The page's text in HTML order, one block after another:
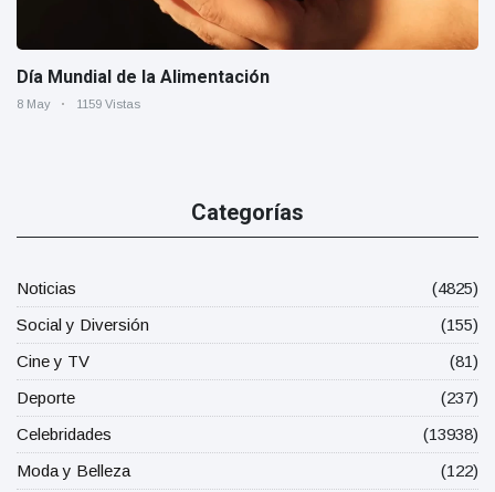
Día Mundial de la Alimentación
8 May 1159 Vistas
Categorías
Noticias
(4825)
Social y Diversión
(155)
Cine y TV
(81)
Deporte
(237)
Celebridades
(13938)
Moda y Belleza
(122)